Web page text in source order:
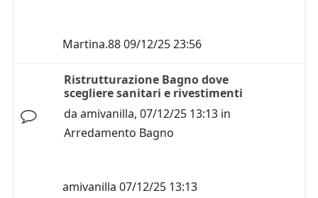
Martina.8809/12/25 23:56
Ristrutturazione Bagno dove
scegliere sanitari e rivestimenti
da amivanilla, 07/12/25 13:13 in
Arredamento Bagno
amivanilla 07/12/25 13:13